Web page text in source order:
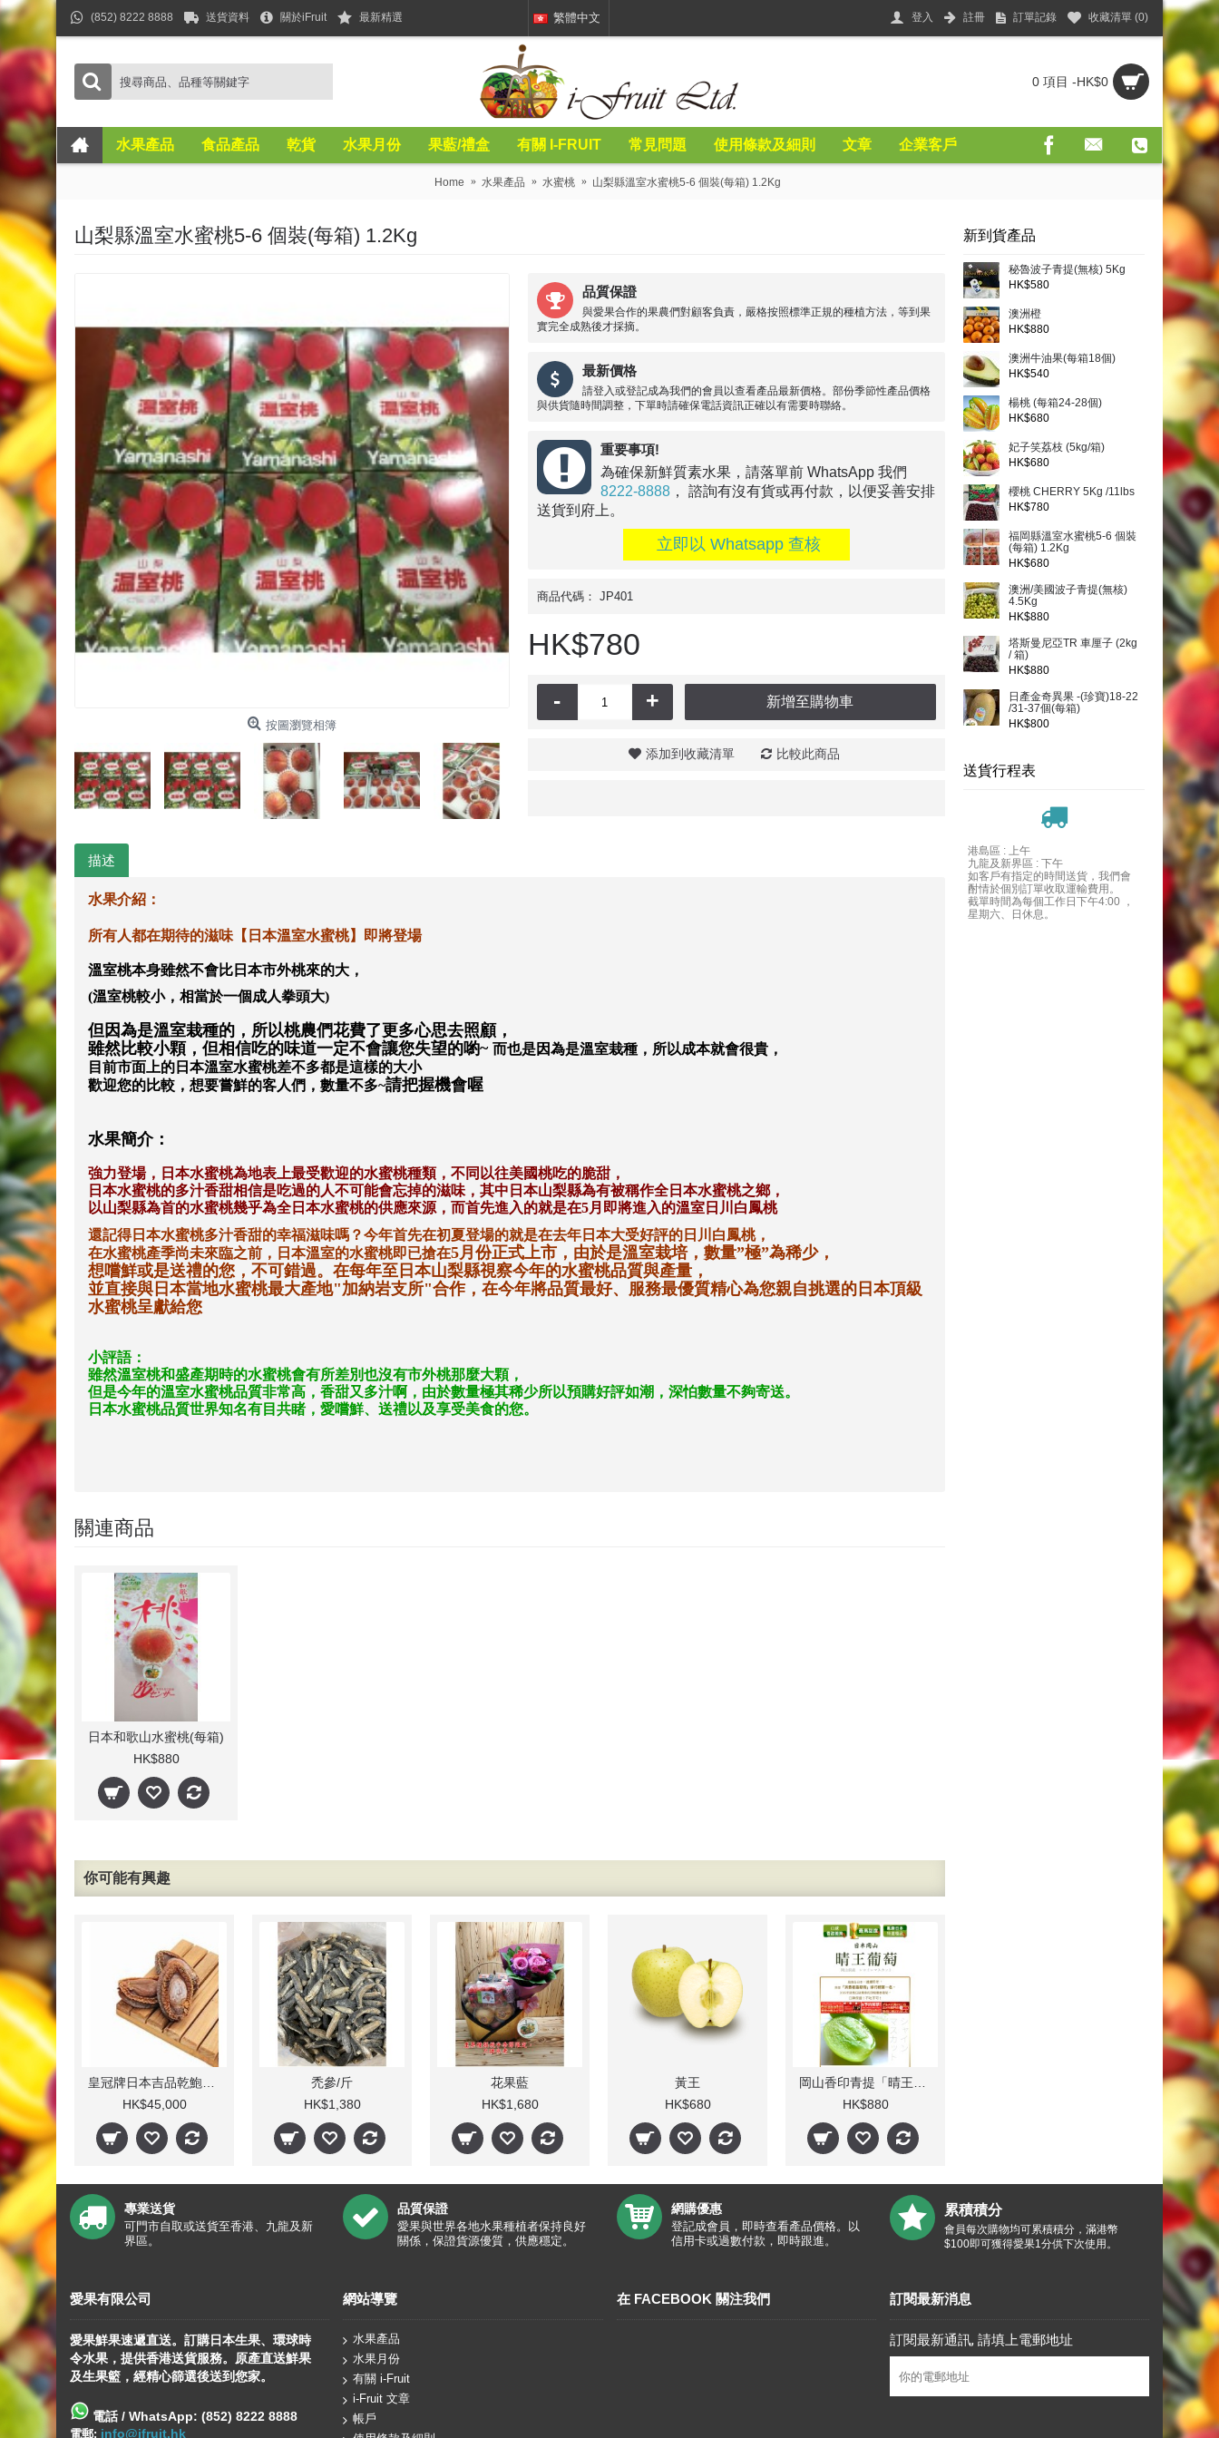
(852) 8222 8888 送貨資料 關於iFruit 最新精選 繁體中文 登入 註冊 訂單記錄 收藏清單 (0)
0 項目 -HK$0
水果產品 食品產品 乾貨 水果月份 果藍/禮盒 有關 I-FRUIT 常見問題 使用條款及細則 文章 企業客戶
Home 水果產品 水蜜桃 山梨縣溫室水蜜桃5-6 個裝(每箱) 1.2Kg
新到貨產品
秘魯波子青提(無核) 5Kg
HK$580
澳洲橙
HK$880
澳洲牛油果(每箱18個)
HK$540
楊桃 (每箱24-28個)
HK$680
妃子笑荔枝 (5kg/箱)
HK$680
櫻桃 CHERRY 5Kg /11lbs
HK$780
福岡縣溫室水蜜桃5-6 個裝
(每箱) 1.2Kg
HK$680
澳洲/美國波子青提(無核)
4.5Kg
HK$880
塔斯曼尼亞TR 車厘子 (2kg
/ 箱)
HK$880
日產金奇異果 -(珍寶)18-22
/31-37個(每箱)
HK$800
送貨行程表
港島區 : 上午
九龍及新界區 : 下午
如客戶有指定的時間送貨，我們會
酎情於個別訂單收取運輸費用。
截單時間為每個工作日下午4:00 ，
星期六、日休息。
山梨縣溫室水蜜桃5-6 個裝(每箱) 1.2Kg
按圖瀏覽相簿
品質保證
與愛果合作的果農們對顧客負責，嚴格按照標準正規的種植方法，等到果
實完全成熟後才採摘。
最新價格
請登入或登記成為我們的會員以查看產品最新價格。部份季節性產品價格
與供貨隨時間調整，下單時請確保電話資訊正確以有需要時聯絡。
重要事項!
為確保新鮮質素水果，請落單前 WhatsApp 我們
8222-8888 ， 諮詢有沒有貨或再付款，以便妥善安排
送貨到府上。
立即以 Whatsapp 查核
商品代碼： JP401
HK$780
- + 新增至購物車
添加到收藏清單 比較此商品
描述
水果介紹：
所有人都在期待的滋味【日本溫室水蜜桃】即將登場
溫室桃本身雖然不會比日本市外桃來的大，
(溫室桃較小，相當於一個成人拳頭大)
但因為是溫室栽種的，所以桃農們花費了更多心思去照顧，
雖然比較小顆，但相信吃的味道一定不會讓您失望的喲~ 而也是因為是溫室栽種，所以成本就會很貴，
目前市面上的日本溫室水蜜桃差不多都是這樣的大小
歡迎您的比較，想要嘗鮮的客人們，數量不多~請把握機會喔
水果簡介：
強力登場，日本水蜜桃為地表上最受歡迎的水蜜桃種類，不同以往美國桃吃的脆甜，
日本水蜜桃的多汁香甜相信是吃過的人不可能會忘掉的滋味，其中日本山梨縣為有被稱作全日本水蜜桃之鄉，
以山梨縣為首的水蜜桃幾乎為全日本水蜜桃的供應來源，而首先進入的就是在5月即將進入的溫室日川白鳳桃
還記得日本水蜜桃多汁香甜的幸福滋味嗎？今年首先在初夏登場的就是在去年日本大受好評的日川白鳳桃，
在水蜜桃產季尚未來臨之前，日本溫室的水蜜桃即已搶在5月份正式上市，由於是溫室栽培，數量”極”為稀少，
想嚐鮮或是送禮的您，不可錯過。在每年至日本山梨縣視察今年的水蜜桃品質與產量，
並直接與日本當地水蜜桃最大產地"加納岩支所"合作，在今年將品質最好、服務最優質精心為您親自挑選的日本頂級
水蜜桃呈獻給您
小評語：
雖然溫室桃和盛產期時的水蜜桃會有所差別也沒有市外桃那麼大顆，
但是今年的溫室水蜜桃品質非常高，香甜又多汁啊，由於數量極其稀少所以預購好評如潮，深怕數量不夠寄送。
日本水蜜桃品質世界知名有目共睹，愛嚐鮮、送禮以及享受美食的您。
關連商品
日本和歌山水蜜桃(每箱)
HK$880
你可能有興趣
HK$45,000
禿參/斤
HK$1,380
花果藍
HK$1,680
黃王
HK$680
HK$880
專業送貨
可門市自取或送貨至香港、九龍及新
界區。
品質保證
愛果與世界各地水果種植者保持良好
關係，保證貨源優質，供應穩定。
網購優惠
登記成會員，即時查看產品價格。以
信用卡或過數付款，即時跟進。
累積積分
會員每次購物均可累積積分，滿港幣
$100即可獲得愛果1分供下次使用。
愛果有限公司
愛果鮮果速遞直送。訂購日本生果、 環球時
令水果，提供香港送貨服務。原產直送鮮果
及生果籃，經精心篩選後送到您家。
電話 / WhatsApp: (852) 8222 8888
電郵: info@ifruit.hk
網站導覽
水果產品
水果月份
有關 i-Fruit
i-Fruit 文章
帳戶
在 FACEBOOK 關注我們 訂閱最新消息
訂閱最新通訊, 請填上電郵地址